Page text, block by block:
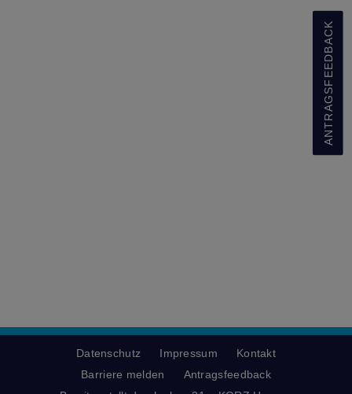
ANTRAGSFEEDBACK
Datenschutz Impressum
Kontakt
Barriere melden
Antragsfeedback